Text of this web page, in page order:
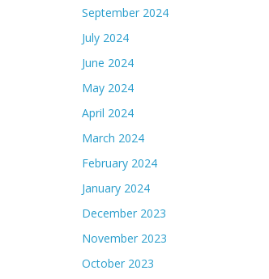
September 2024
July 2024
June 2024
May 2024
April 2024
March 2024
February 2024
January 2024
December 2023
November 2023
October 2023